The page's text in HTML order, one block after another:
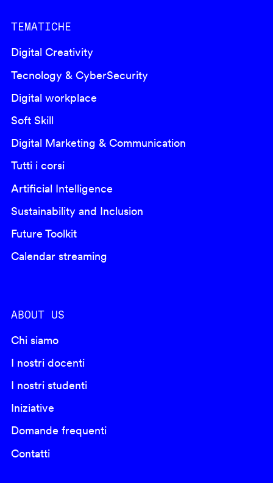
TEMATICHE
Digital Creativity
Tecnology & CyberSecurity
Digital workplace
Soft Skill
Digital Marketing & Communication
Tutti i corsi
Artificial Intelligence
Sustainability and Inclusion
Future Toolkit
Calendar streaming
ABOUT US
Chi siamo
I nostri docenti
I nostri studenti
Iniziative
Domande frequenti
Contatti